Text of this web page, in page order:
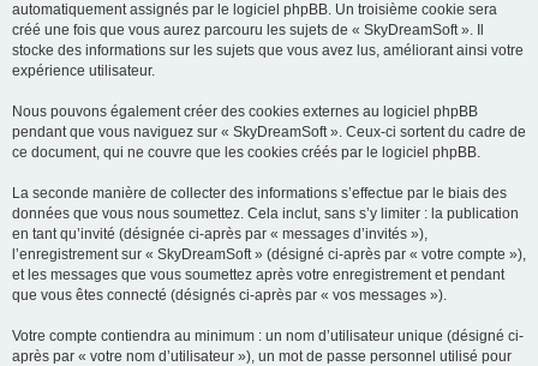
automatiquement assignés par le logiciel phpBB. Un troisième cookie sera
créé une fois que vous aurez parcouru les sujets de « SkyDreamSoft ». Il
stocke des informations sur les sujets que vous avez lus, améliorant ainsi votre
expérience utilisateur.
Nous pouvons également créer des cookies externes au logiciel phpBB
pendant que vous naviguez sur « SkyDreamSoft ». Ceux-ci sortent du cadre de
ce document, qui ne couvre que les cookies créés par le logiciel phpBB.
La seconde manière de collecter des informations s’effectue par le biais des
données que vous nous soumettez. Cela inclut, sans s’y limiter : la publication
en tant qu’invité (désignée ci-après par « messages d’invités »),
l’enregistrement sur « SkyDreamSoft » (désigné ci-après par « votre compte »),
et les messages que vous soumettez après votre enregistrement et pendant
que vous êtes connecté (désignés ci-après par « vos messages »).
Votre compte contiendra au minimum : un nom d’utilisateur unique (désigné ci-
après par « votre nom d’utilisateur »), un mot de passe personnel utilisé pour